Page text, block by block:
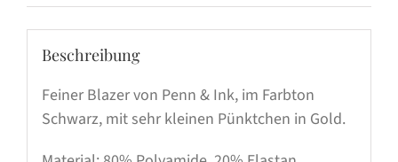
Beschreibung
Feiner Blazer von Penn & Ink, im Farbton
Schwarz, mit sehr kleinen Pünktchen in Gold.